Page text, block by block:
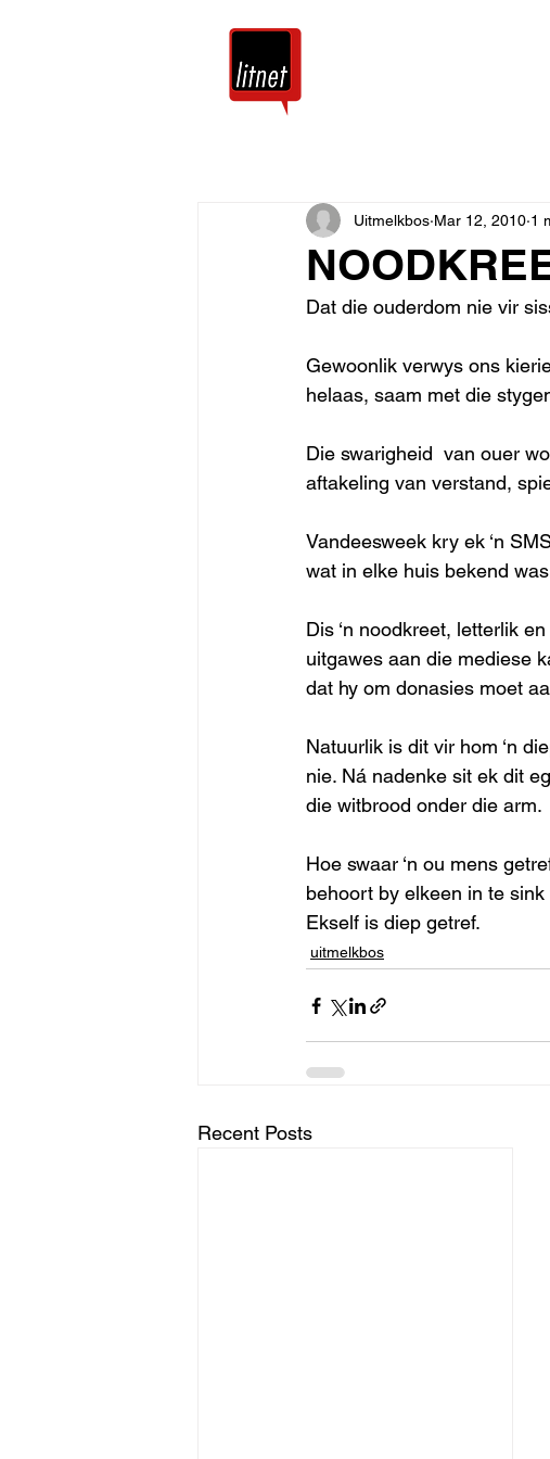
Uitmelkbos Mar 12, 2010 1
Dat die ouderdom nie vir
Gewoonlik verwys ons
helaas, saam met die
Die swarigheid  van ouer
aftakeling van verstand,
Vandeesweek kry ek ‘n
wat in elke huis bekend
Dis ‘n noodkreet, letterlik
uitgawes aan die mediese
dat hy om donasies moet
Natuurlik is dit vir hom ‘n
nie. Ná nadenke sit ek dit
die witbrood onder die arm.
Hoe swaar ‘n ou mens
behoort by elkeen in te
Ekself is diep getref.
uitmelkbos
Recent Posts